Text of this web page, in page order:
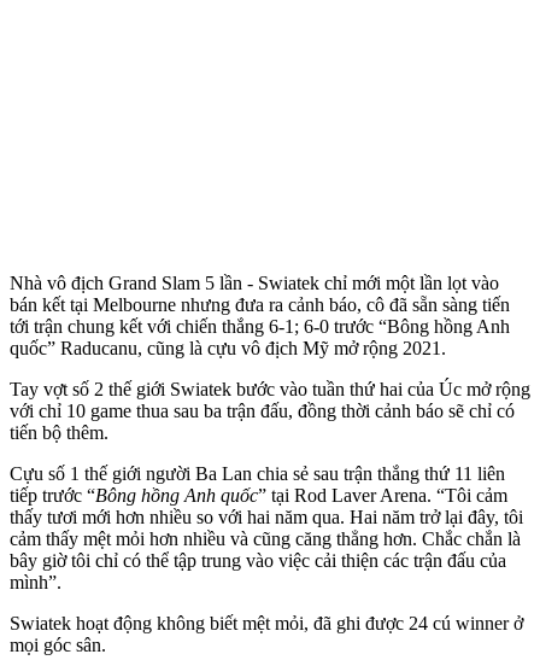
Nhà vô địch Grand Slam 5 lần - Swiatek chỉ mới một lần lọt vào
bán kết tại Melbourne nhưng đưa ra cảnh báo, cô đã sẵn sàng tiến
tới trận chung kết với chiến thắng 6-1; 6-0 trước “Bông hồng Anh
quốc” Raducanu, cũng là cựu vô địch Mỹ mở rộng 2021.
Tay vợt số 2 thế giới Swiatek bước vào tuần thứ hai của Úc mở rộng
với chỉ 10 game thua sau ba trận đấu, đồng thời cảnh báo sẽ chỉ có
tiến bộ thêm.
Cựu số 1 thế giới người Ba Lan chia sẻ sau trận thắng thứ 11 liên
tiếp trước “Bông hồng Anh quốc” tại Rod Laver Arena. “Tôi cảm
thấy tươi mới hơn nhiều so với hai năm qua. Hai năm trở lại đây, tôi
cảm thấy mệt mỏi hơn nhiều và cũng căng thẳng hơn. Chắc chắn là
bây giờ tôi chỉ có thể tập trung vào việc cải thiện các trận đấu của
mình”.
Swiatek hoạt động không biết mệt mỏi, đã ghi được 24 cú winner ở
mọi góc sân.